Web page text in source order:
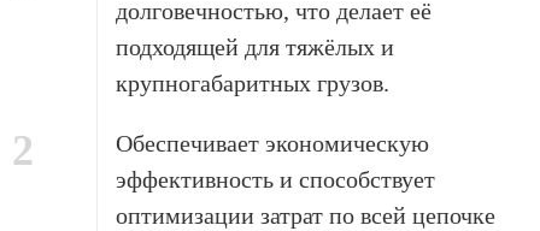
долговечностью, что делает её
подходящей для тяжёлых и
крупногабаритных грузов.
2
Обеспечивает экономическую
эффективность и способствует
оптимизации затрат по всей цепочке